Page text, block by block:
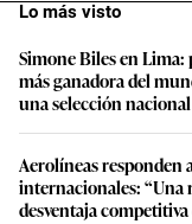
Lo más visto
Simone Biles en Lima:
más ganadora del
una selección nacional
Aerolíneas responden
internacionales: “Una
desventaja